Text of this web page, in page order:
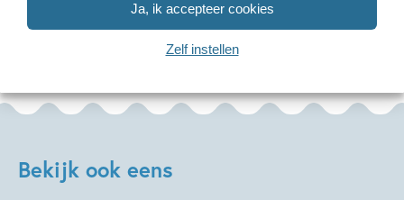
Ja, ik accepteer cookies
Zelf instellen
Bekijk alle artikelen
Bekijk ook eens